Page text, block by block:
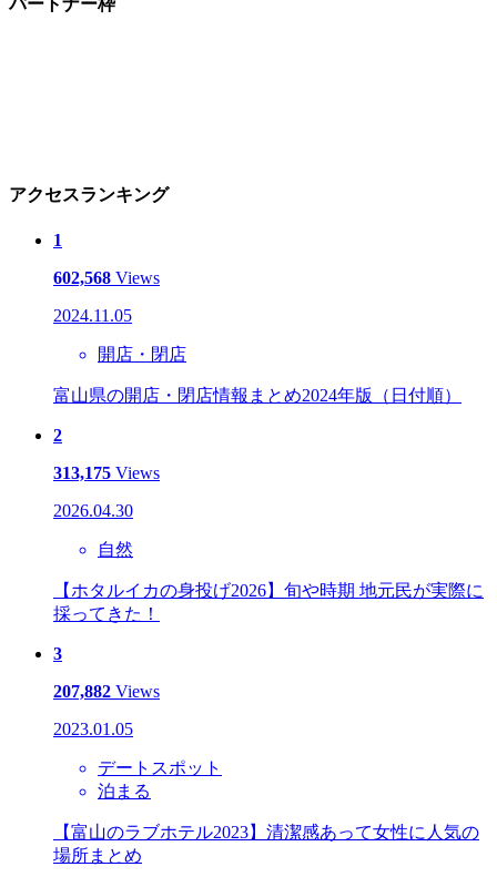
パートナー枠
アクセスランキング
1
602,568 Views
2024.11.05
開店・閉店
富山県の開店・閉店情報まとめ2024年版（日付順）
2
313,175 Views
2026.04.30
自然
【ホタルイカの身投げ2026】旬や時期 地元民が実際に
採ってきた！
3
207,882 Views
2023.01.05
デートスポット
泊まる
【富山のラブホテル2023】清潔感あって女性に人気の
場所まとめ